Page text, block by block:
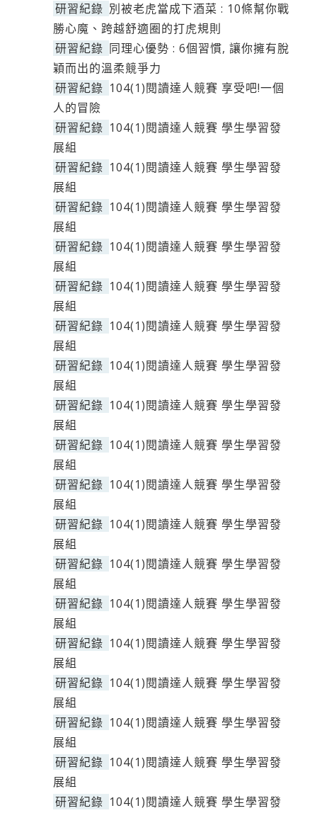
研習紀錄 別被老虎當成下酒菜 : 10條幫你戰
勝心魔、跨越舒適圈的打虎規則
研習紀錄 同理心優勢 : 6個習慣, 讓你擁有脫
穎而出的溫柔競爭力
研習紀錄 104(1)閱讀達人競賽 享受吧!一個
人的冒險
研習紀錄 104(1)閱讀達人競賽 學生學習發
展組
研習紀錄 104(1)閱讀達人競賽 學生學習發
展組
研習紀錄 104(1)閱讀達人競賽 學生學習發
展組
研習紀錄 104(1)閱讀達人競賽 學生學習發
展組
研習紀錄 104(1)閱讀達人競賽 學生學習發
展組
研習紀錄 104(1)閱讀達人競賽 學生學習發
展組
研習紀錄 104(1)閱讀達人競賽 學生學習發
展組
研習紀錄 104(1)閱讀達人競賽 學生學習發
展組
研習紀錄 104(1)閱讀達人競賽 學生學習發
展組
研習紀錄 104(1)閱讀達人競賽 學生學習發
展組
研習紀錄 104(1)閱讀達人競賽 學生學習發
展組
研習紀錄 104(1)閱讀達人競賽 學生學習發
展組
研習紀錄 104(1)閱讀達人競賽 學生學習發
展組
研習紀錄 104(1)閱讀達人競賽 學生學習發
展組
研習紀錄 104(1)閱讀達人競賽 學生學習發
展組
研習紀錄 104(1)閱讀達人競賽 學生學習發
展組
研習紀錄 104(1)閱讀達人競賽 學生學習發
展組
研習紀錄 104(1)閱讀達人競賽 學生學習發